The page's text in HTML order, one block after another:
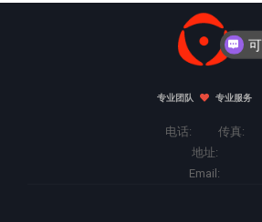
专业团队 专业服务
电话: 传真:
地址:
Email: